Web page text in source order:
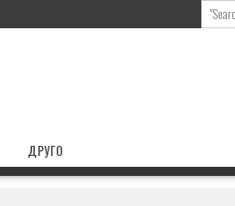
ДРУГО